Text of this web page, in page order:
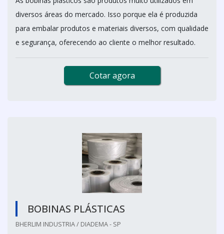
diversos áreas do mercado. Isso porque ela é produzida
para embalar produtos e materiais diversos, com qualidade
e segurança, oferecendo ao cliente o melhor resultado.
Cotar agora
BOBINAS PLÁSTICAS
BHERLIM INDUSTRIA / DIADEMA - SP